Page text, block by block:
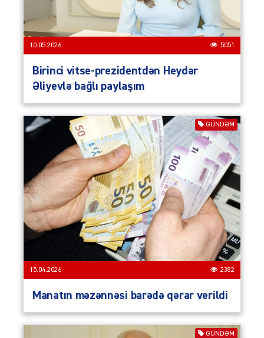
10.05.2026 5051
Birinci vitse-prezidentdən Heydər
Əliyevlə bağlı paylaşım
GÜNDƏM
15.04.2026 2382
Manatın məzənnəsi barədə qərar verildi
GÜNDƏM